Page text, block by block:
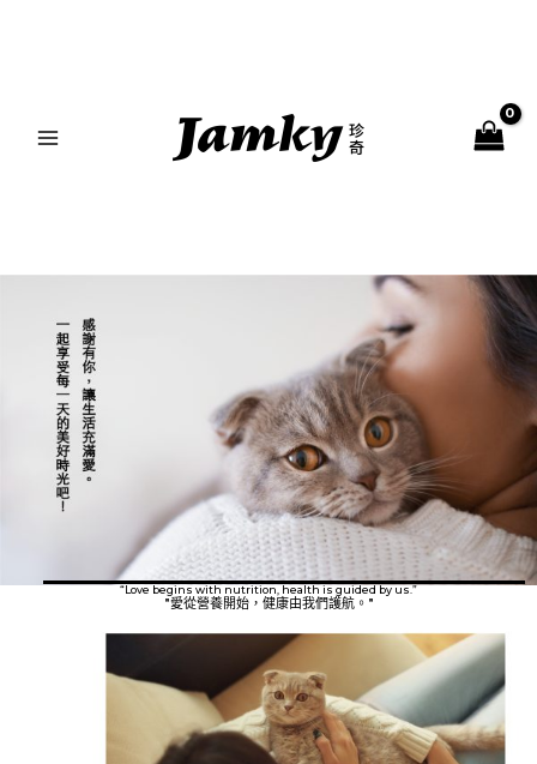
"愛從營養開始，健康由我們護航。"
“Love begins with nutrition, health is guided by us.”